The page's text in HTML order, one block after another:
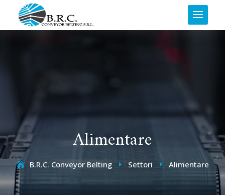
Alimentare
B.R.C. Conveyor Belting E Settori E Alimentare